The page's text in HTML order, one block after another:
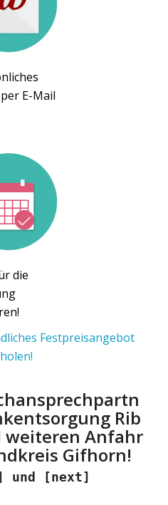
E-Mail
die
Festpreisangebot
Rib
Anfahr
Gifhorn!
und [next]